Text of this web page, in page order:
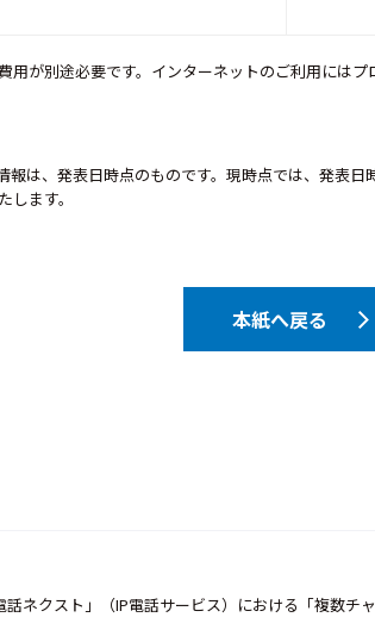
が別途必要です。インターネットのご利用にはプ
は、発表日時点のものです。現時点では、発表
ます。
本紙へ戻る
話ネクスト」（IP電話サービス）における「複数チ